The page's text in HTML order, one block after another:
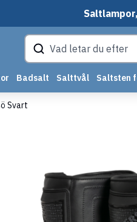
Badsalt Salttvål Saltsten
Svart